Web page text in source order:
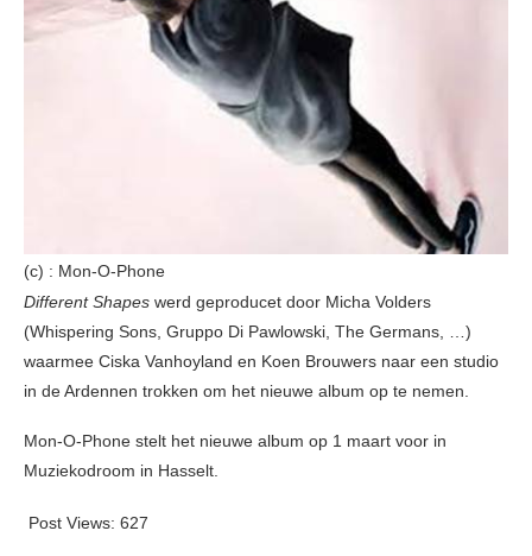
(c) : Mon-O-Phone
Different Shapes werd geproducet door Micha Volders
(Whispering Sons, Gruppo Di Pawlowski, The Germans, …)
waarmee Ciska Vanhoyland en Koen Brouwers naar een studio
in de Ardennen trokken om het nieuwe album op te nemen.
Mon-O-Phone stelt het nieuwe album op 1 maart voor in
Muziekodroom in Hasselt.
Post Views: 627